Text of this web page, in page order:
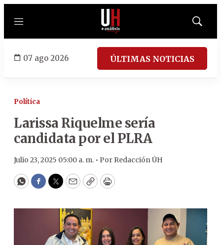
Menú
Mostrar
07 ago 2026 ÚLTIMAS NOTICIAS
Política
Larissa Riquelme sería
candidata por el PLRA
Julio 23, 2025 05:00 a. m. • Por Redacción ÚH
WhatsApp
Facebook
Twitter
EmailCopyPrint